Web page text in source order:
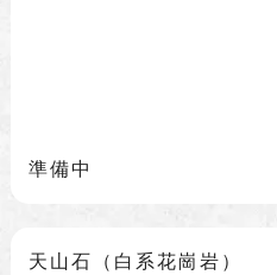
準備中
天山石（白系花崗岩）